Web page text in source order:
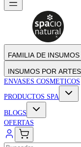
FAMILIA DE INSUMOS
INSUMOS POR
ENVASES COSMETICOS
PRODUCTOS SPA
BLOGS
OFERTAS